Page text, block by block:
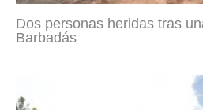
Dos personas heridas tras
Barbadás